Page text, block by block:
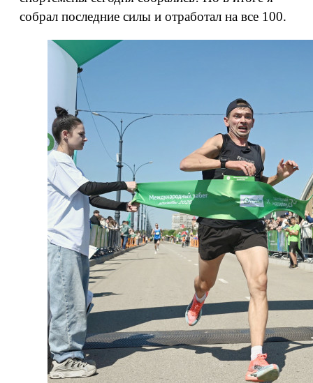
собрал последние силы и отработал на все 100.